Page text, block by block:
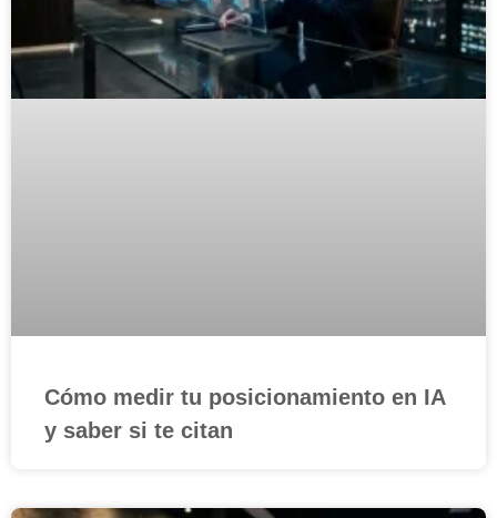
Cómo medir tu posicionamiento en IA
y saber si te citan